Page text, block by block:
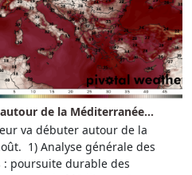
de la Méditerranée...
va débuter autour de la
1) Analyse générale des
poursuite durable des